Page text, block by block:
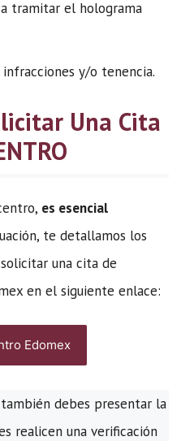
tramitar el holograma
y/o tenencia.
Una Cita
es esencial
te detallamos los
una cita de
en el siguiente enlace:
Edomex
debes presentar la
realicen una verificación